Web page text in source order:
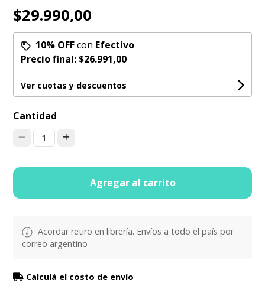
$29.990,00
10% OFFcon Efectivo
Precio final:$26.991,00
Ver cuotas y descuentos
Cantidad
1
Agregar al carrito
Acordar retiro en librería. Envíos a todo el país por
correo argentino
Calculá el costo de envío